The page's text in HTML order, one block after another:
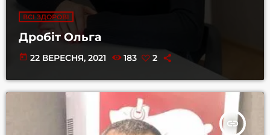
ВСІ ЗДОРОВІ
Дробіт Ольга
today 22 ВЕРЕСНЯ, 2021 183 2
insert_link